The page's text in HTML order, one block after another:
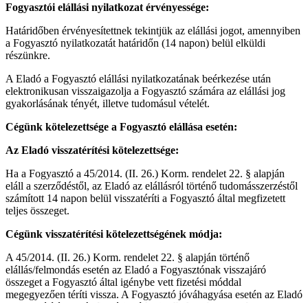
Fogyasztói elállási nyilatkozat érvényessége:
Határidőben érvényesítettnek tekintjük az elállási jogot, amennyiben
a Fogyasztó nyilatkozatát határidőn (14 napon) belül elküldi
részünkre.
A Eladó a Fogyasztó elállási nyilatkozatának beérkezése után
elektronikusan visszaigazolja a Fogyasztó számára az elállási jog
gyakorlásának tényét, illetve tudomásul vételét.
Cégünk kötelezettsége a Fogyasztó elállása esetén:
Az Eladó visszatérítési kötelezettsége:
Ha a Fogyasztó a 45/2014. (II. 26.) Korm. rendelet 22. § alapján
eláll a szerződéstől, az Eladó az elállásról történő tudomásszerzéstől
számított 14 napon belül visszatéríti a Fogyasztó által megfizetett
teljes összeget.
Cégünk visszatérítési kötelezettségének módja:
A 45/2014. (II. 26.) Korm. rendelet 22. § alapján történő
elállás/felmondás esetén az Eladó a Fogyasztónak visszajáró
összeget a Fogyasztó által igénybe vett fizetési móddal
megegyezően téríti vissza. A Fogyasztó jóváhagyása esetén az Eladó